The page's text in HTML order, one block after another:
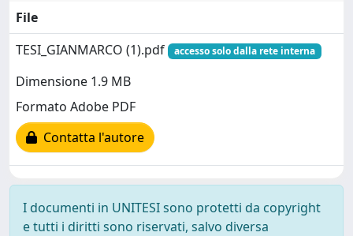
File
TESI_GIANMARCO (1).pdf
accesso solo dalla rete interna
Dimensione 1.9 MB
Formato Adobe PDF
Contatta l'autore
I documenti in UNITESI sono protetti da copyright
e tutti i diritti sono riservati, salvo diversa